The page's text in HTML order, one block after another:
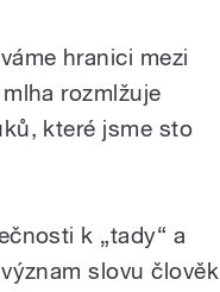
hranici mezi
rozmlžuje
které jsme sto
k „tady“ a
slovu člověk